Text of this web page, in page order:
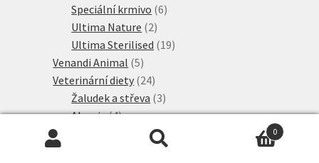
produktů
Speciální krmivo 66
Ultima Nature 22
produkty
Ultima Sterilised 1919
Venandi Animal 55
produktů
Veterinární diety 2424
produktů
Žaludek a střeva 33
produkty
Alergie 44
produkty
0